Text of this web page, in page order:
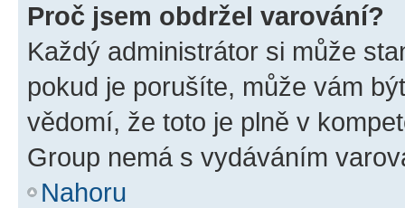
Proč jsem obdržel varování?
Každý administrátor si může
pokud je porušíte, může vám
vědomí, že toto je plně v
Group nemá s vydáváním
Nahoru